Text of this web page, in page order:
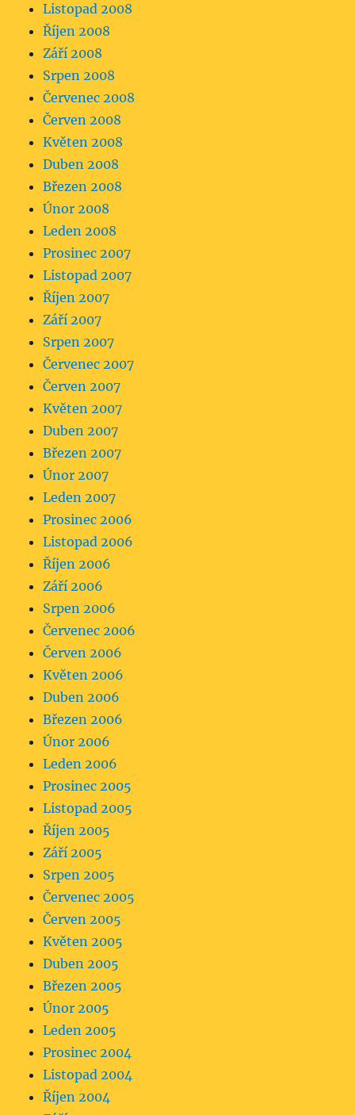
Listopad 2008
Říjen 2008
Září 2008
Srpen 2008
Červenec 2008
Červen 2008
Květen 2008
Duben 2008
Březen 2008
Únor 2008
Leden 2008
Prosinec 2007
Listopad 2007
Říjen 2007
Září 2007
Srpen 2007
Červenec 2007
Červen 2007
Květen 2007
Duben 2007
Březen 2007
Únor 2007
Leden 2007
Prosinec 2006
Listopad 2006
Říjen 2006
Září 2006
Srpen 2006
Červenec 2006
Červen 2006
Květen 2006
Duben 2006
Březen 2006
Únor 2006
Leden 2006
Prosinec 2005
Listopad 2005
Říjen 2005
Září 2005
Srpen 2005
Červenec 2005
Červen 2005
Květen 2005
Duben 2005
Březen 2005
Únor 2005
Leden 2005
Prosinec 2004
Listopad 2004
Říjen 2004